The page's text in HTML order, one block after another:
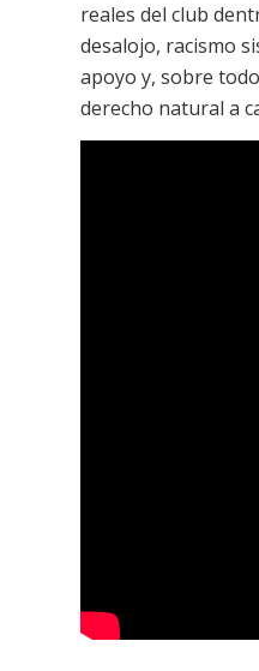
reales del club
desalojo, racismo
apoyo y, sobre
derecho natural a